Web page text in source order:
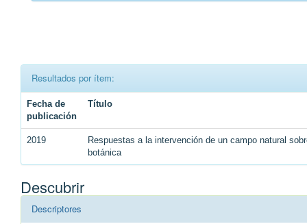
Resultados por ítem:
Fecha de
publicación
Título
2019
Respuestas a la intervención de un campo natural
botánica
Descubrir
Descriptores